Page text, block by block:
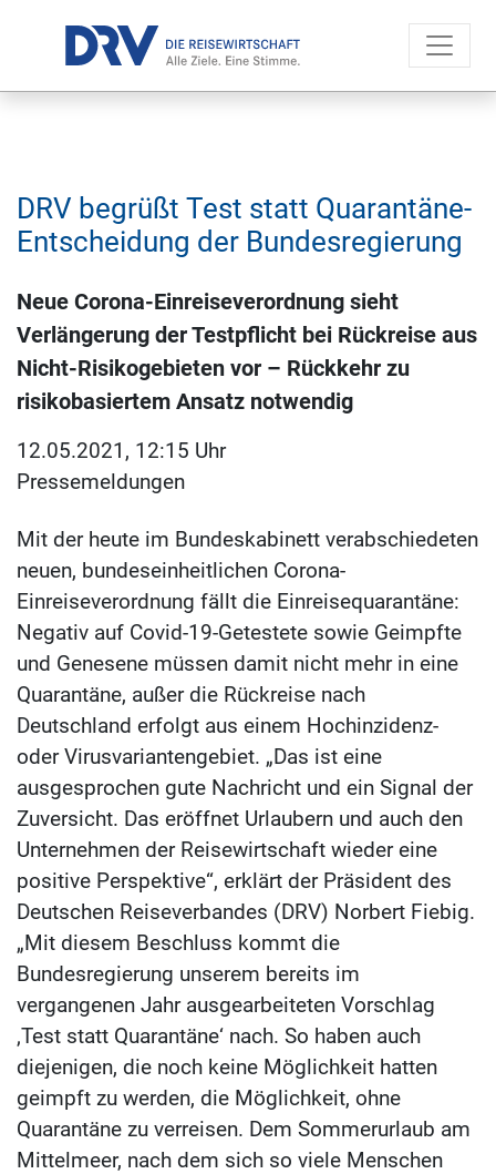
DRV begrüßt Test statt Quarantäne-
Entscheidung der Bundesregierung
Neue Corona-Einreiseverordnung sieht
Verlängerung der Testpflicht bei Rückreise aus
Nicht-Risikogebieten vor – Rückkehr zu
risikobasiertem Ansatz notwendig
12.05.2021, 12:15 Uhr
Pressemeldungen
Mit der heute im Bundeskabinett verabschiedeten
neuen, bundeseinheitlichen Corona-
Einreiseverordnung fällt die Einreisequarantäne:
Negativ auf Covid-19-Getestete sowie Geimpfte
und Genesene müssen damit nicht mehr in eine
Quarantäne, außer die Rückreise nach
Deutschland erfolgt aus einem Hochinzidenz-
oder Virusvariantengebiet. „Das ist eine
ausgesprochen gute Nachricht und ein Signal der
Zuversicht. Das eröffnet Urlaubern und auch den
Unternehmen der Reisewirtschaft wieder eine
positive Perspektive“, erklärt der Präsident des
Deutschen Reiseverbandes (DRV) Norbert Fiebig.
„Mit diesem Beschluss kommt die
Bundesregierung unserem bereits im
vergangenen Jahr ausgearbeiteten Vorschlag
‚Test statt Quarantäne‘ nach. So haben auch
diejenigen, die noch keine Möglichkeit hatten
geimpft zu werden, die Möglichkeit, ohne
Quarantäne zu verreisen. Dem Sommerurlaub am
Mittelmeer, nach dem sich so viele Menschen